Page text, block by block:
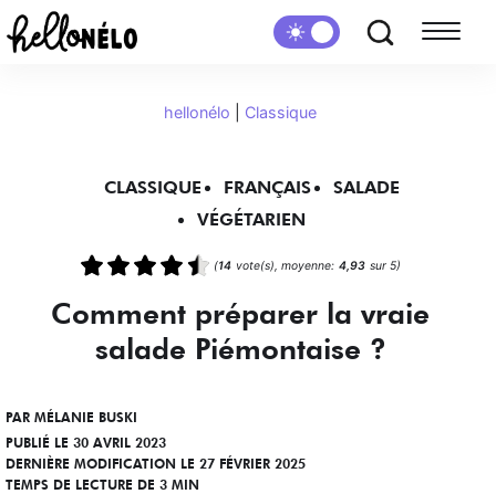
hellonélo Classique
CLASSIQUE FRANÇAIS
SALADE
VÉGÉTARIEN
(14 vote(s), moyenne: 4,93 sur 5)
Comment préparer la vraie
salade Piémontaise ?
PAR MÉLANIE BUSKI
PUBLIÉ LE 30 AVRIL 2023
DERNIÈRE MODIFICATION LE 27 FÉVRIER 2025
TEMPS DE LECTURE DE 3 MIN